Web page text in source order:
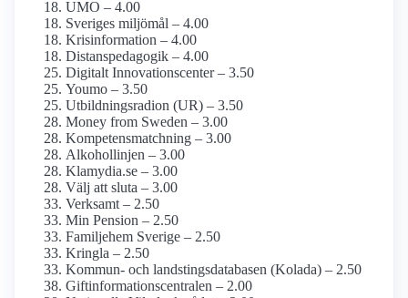
UMO – 4.00
Sveriges miljömål – 4.00
Krisinformation – 4.00
Distanspedagogik – 4.00
Digitalt Innovationscenter – 3.50
Youmo – 3.50
Utbildningsradion (UR) – 3.50
Money from Sweden – 3.00
Kompetensmatchning – 3.00
Alkohollinjen – 3.00
Klamydia.se – 3.00
Välj att sluta – 3.00
Verksamt – 2.50
Min Pension – 2.50
Familjehem Sverige – 2.50
Kringla – 2.50
Kommun- och landstings­databasen (Kolada) – 2.50
Giftinformations­centralen – 2.00